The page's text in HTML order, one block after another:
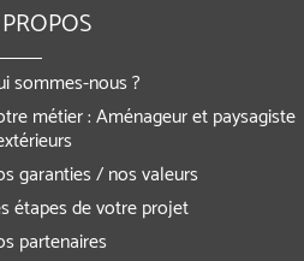
sommes-nous ?
métier : Aménageur et paysagiste
garanties / nos valeurs
étapes de votre projet
partenaires